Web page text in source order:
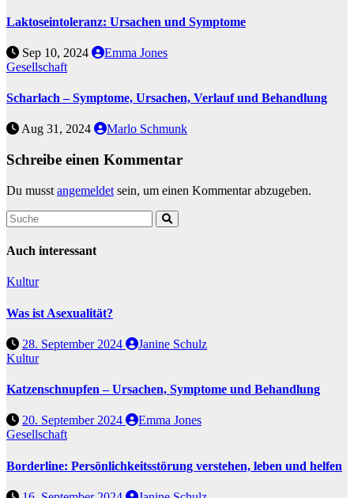
Laktoseintoleranz: Ursachen und Symptome
Sep 10, 2024
Emma Jones
Gesellschaft
Scharlach – Symptome, Ursachen, Verlauf und Behandlung
Aug 31, 2024 Marlo Schmunk
Schreibe einen Kommentar
Du musst angemeldet sein, um einen Kommentar abzugeben.
Auch interessant
Kultur
Was ist Asexualität?
28. September 2024
Janine Schulz
Kultur
Katzenschnupfen – Ursachen, Symptome und Behandlung
20. September 2024
Emma Jones
Gesellschaft
Borderline: Persönlichkeitsstörung verstehen, leben und helfen